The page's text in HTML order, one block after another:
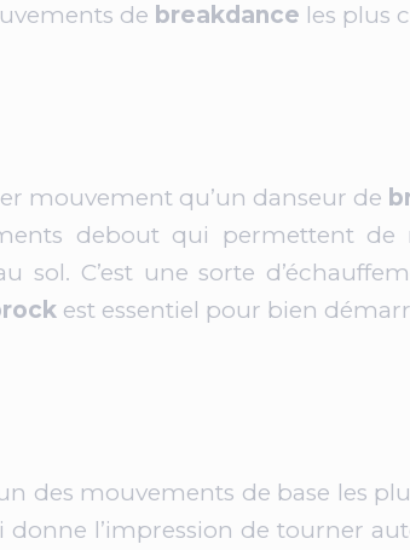
de breakdance les plus
mouvement qu’un danseur de
debout qui permettent
sol. C’est une sorte
est essentiel pour bien
des mouvements de base les
l’impression de tourner